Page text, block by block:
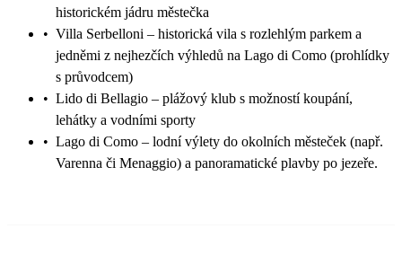
historickém jádru městečka
• Villa Serbelloni – historická vila s rozlehlým parkem a
jedněmi z nejhezčích výhledů na Lago di Como (prohlídky
s průvodcem)
• Lido di Bellagio – plážový klub s možností koupání,
lehátky a vodními sporty
• Lago di Como – lodní výlety do okolních městeček (např.
Varenna či Menaggio) a panoramatické plavby po jezeře.